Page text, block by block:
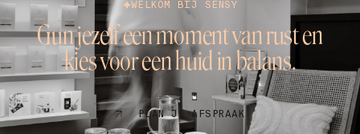
WELKOM BIJ SENSY
Gun jezelf een moment van rust en
kies voor een huid in balans.
PLAN JE AFSPRAAK